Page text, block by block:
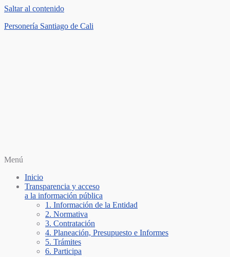
Saltar al contenido
Personería Santiago de Cali
Menú
Inicio
Transparencia y acceso
a la información pública
1. Información de la Entidad
2. Normativa
3. Contratación
4. Planeación, Presupuesto e Informes
5. Trámites
6. Participa